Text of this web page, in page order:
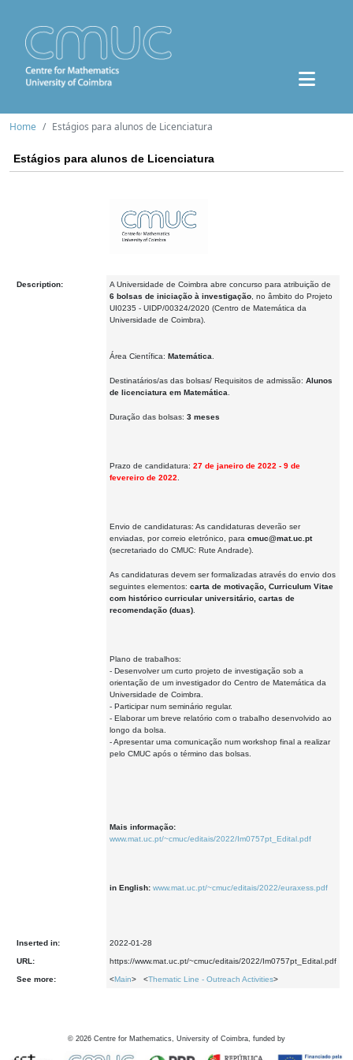
Home Estágios para alunos de Licenciatura
Estágios para alunos de Licenciatura
Description:
A Universidade de Coimbra abre concurso para atribuição de
6 bolsas de iniciação à investigação , no âmbito do Projeto
UI0235 - UIDP/00324/2020 (Centro de Matemática da
Universidade de Coimbra).
Área Científica: Matemática
Destinatários/as das bolsas/ Requisitos de admissão: Alunos
de licenciatura em Matemática
Duração das bolsas: 3 meses
Prazo de candidatura: 27 de janeiro de 2022 - 9 de
fevereiro de 2022
Envio de candidaturas: As candidaturas deverão ser
enviadas, por correio eletrónico, para cmuc@mat.uc.pt
(secretariado do CMUC: Rute Andrade).
As candidaturas devem ser formalizadas através do envio dos
seguintes elementos: carta de motivação, Curriculum Vitae
com histórico curricular universitário, cartas de
recomendação (duas)
Plano de trabalhos:
- Desenvolver um curto projeto de investigação sob a
orientação de um investigador do Centro de Matemática da
Universidade de Coimbra.
- Participar num seminário regular.
- Elaborar um breve relatório com o trabalho desenvolvido ao
longo da bolsa.
- Apresentar uma comunicação num workshop final a realizar
pelo CMUC após o término das bolsas.
Mais informação:
www.mat.uc.pt/~cmuc/editais/2022/Im0757pt_Edital.pdf
in English: www.mat.uc.pt/~cmuc/editais/2022/euraxess.pdf
Inserted in: 2022-01-28
URL: https://www.mat.uc.pt/~cmuc/editais/2022/Im0757pt_Edital.pdf
See more: <Main> <Thematic Line - Outreach Activities>
© 2026 Centre for Mathematics, University of Coimbra, funded by